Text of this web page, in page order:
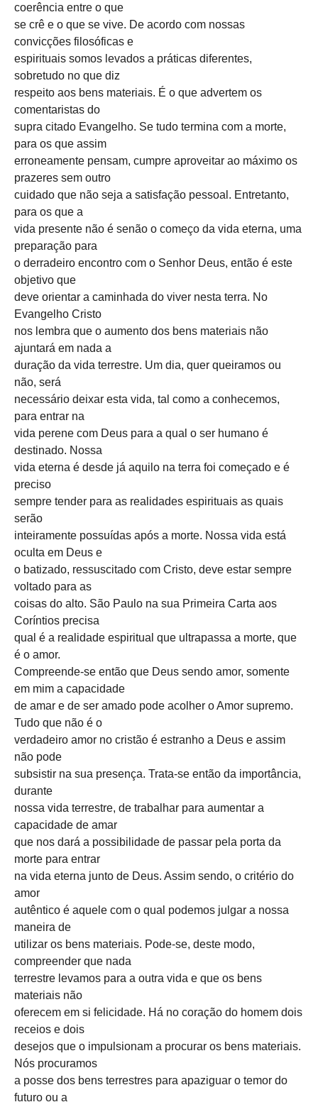
coerência entre o que
se crê e o que se vive. De acordo com nossas
convicções filosóficas e
espirituais somos levados a práticas diferentes,
sobretudo no que diz
respeito aos bens materiais. É o que advertem os
comentaristas do
supra citado Evangelho. Se tudo termina com a morte,
para os que assim
erroneamente pensam, cumpre aproveitar ao máximo os
prazeres sem outro
cuidado que não seja a satisfação pessoal. Entretanto,
para os que a
vida presente não é senão o começo da vida eterna, uma
preparação para
o derradeiro encontro com o Senhor Deus, então é este
objetivo que
deve orientar a caminhada do viver nesta terra. No
Evangelho Cristo
nos lembra que o aumento dos bens materiais não
ajuntará em nada a
duração da vida terrestre. Um dia, quer queiramos ou
não, será
necessário deixar esta vida, tal como a conhecemos,
para entrar na
vida perene com Deus para a qual o ser humano é
destinado. Nossa
vida eterna é desde já aquilo na terra foi começado e é
preciso
sempre tender para as realidades espirituais as quais
serão
inteiramente possuídas após a morte. Nossa vida está
oculta em Deus e
o batizado, ressuscitado com Cristo, deve estar sempre
voltado para as
coisas do alto. São Paulo na sua Primeira Carta aos
Coríntios precisa
qual é a realidade espiritual que ultrapassa a morte, que
é o amor.
Compreende-se então que Deus sendo amor, somente
em mim a capacidade
de amar e de ser amado pode acolher o Amor supremo.
Tudo que não é o
verdadeiro amor no cristão é estranho a Deus e assim
não pode
subsistir na sua presença. Trata-se então da importância,
durante
nossa vida terrestre, de trabalhar para aumentar a
capacidade de amar
que nos dará a possibilidade de passar pela porta da
morte para entrar
na vida eterna junto de Deus. Assim sendo, o critério do
amor
autêntico é aquele com o qual podemos julgar a nossa
maneira de
utilizar os bens materiais. Pode-se, deste modo,
compreender que nada
terrestre levamos para a outra vida e que os bens
materiais não
oferecem em si felicidade. Há no coração do homem dois
receios e dois
desejos que o impulsionam a procurar os bens materiais.
Nós procuramos
a posse dos bens terrestres para apaziguar o temor do
futuro ou a